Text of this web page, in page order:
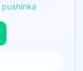
pushinka